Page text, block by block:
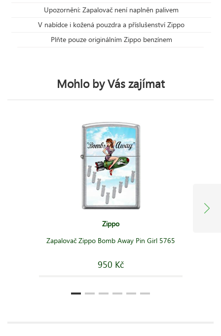
Upozornění: Zapalovač není naplněn palivem
V nabídce i kožená pouzdra a příslušenství Zippo
Plňte pouze originálním Zippo benzínem
Mohlo by Vás zajímat
Zippo
Zapalovač Zippo Bomb Away Pin Girl 5765
950 Kč